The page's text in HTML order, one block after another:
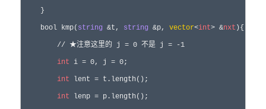
    }
    bool kmp(
string &t, string &p, vector<int> &nxt ){
        // ★注意这里的 j = 0 不是 j = -1
int i = 0, j = 0;
int lent = t.length();
int lenp = p.length();